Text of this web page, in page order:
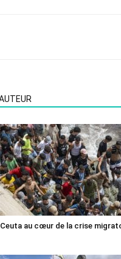
Ceuta au cœur de la crise